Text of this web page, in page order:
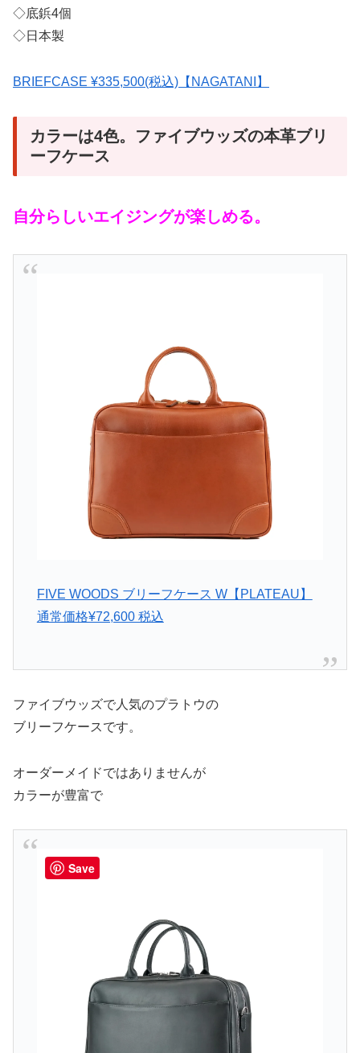
◇底鋲4個
◇日本製
BRIEFCASE ¥335,500(税込)【NAGATANI】
カラーは4色。ファイブウッズの本革ブリ
ーフケース
自分らしいエイジングが楽しめる。
FIVE WOODS ブリーフケース W【PLATEAU】
通常価格¥72,600 税込
ファイブウッズで人気のプラトウの
ブリーフケースです。
オーダーメイドではありませんが
カラーが豊富で
Save